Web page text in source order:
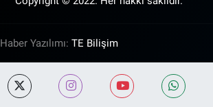
Haber Yazılımı: TE Bilişim